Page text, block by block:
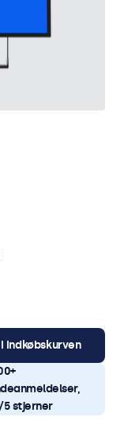
indkøbskurven
5 stjerner